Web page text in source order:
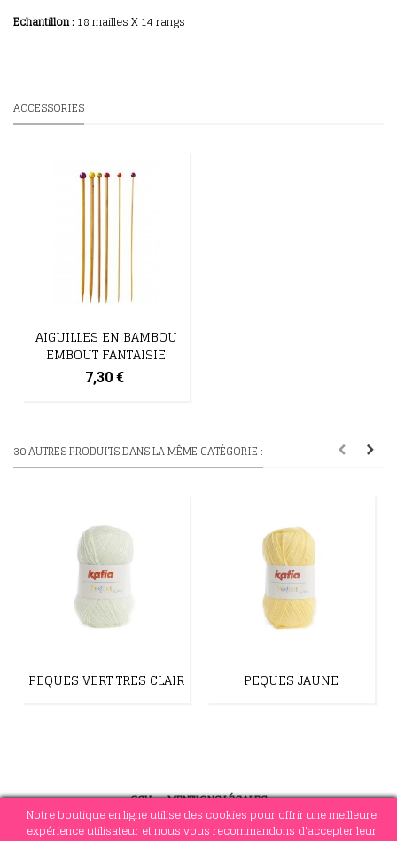
Notre boutique en ligne utilise des cookies pour offrir une meilleure
expérience utilisateur et nous vous recommandons d'accepter leur
Echantillon:18 mailles X 14 rangs
ACCESSORIES
AIGUILLES EN BAMBOU
EMBOUT FANTAISIE
7,30 €
30 AUTRES PRODUITS DANS LA MÊME CATÉGORIE :
PEQUES VERT TRES CLAIR PEQUES JAUNE
CGV-MENTIONS LÉGALES